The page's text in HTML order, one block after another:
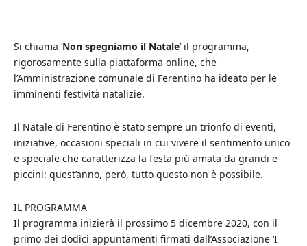
Si chiama ‘Non spegniamo il Natale’ il programma,
rigorosamente sulla piattaforma online, che
l’Amministrazione comunale di Ferentino ha ideato per le
imminenti festività natalizie.
Il Natale di Ferentino è stato sempre un trionfo di eventi,
iniziative, occasioni speciali in cui vivere il sentimento unico
e speciale che caratterizza la festa più amata da grandi e
piccini: quest’anno, però, tutto questo non è possibile.
IL PROGRAMMA
Il programma inizierà il prossimo 5 dicembre 2020, con il
primo dei dodici appuntamenti firmati dall’Associazione ‘I